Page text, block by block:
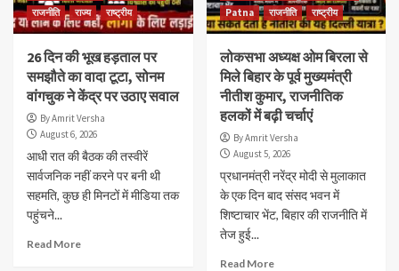
राजनीति
राज्य राष्ट्रीय
26 दिन की भूख हड़ताल पर
समझौते का वादा टूटा, सोनम
वांगचुक ने केंद्र पर उठाए सवाल
By Amrit Versha
August 6, 2026
आधी रात की बैठक की तस्वीरें
सार्वजनिक नहीं करने पर बनी थी
सहमति, कुछ ही मिनटों में मीडिया तक
पहुंचने...
Read More
Patna
राजनीति राष्ट्रीय
लोकसभा अध्यक्ष ओम बिरला से
मिले बिहार के पूर्व मुख्यमंत्री
नीतीश कुमार, राजनीतिक
हलकों में बढ़ी चर्चाएं
By Amrit Versha
August 5, 2026
प्रधानमंत्री नरेंद्र मोदी से मुलाकात
के एक दिन बाद संसद भवन में
शिष्टाचार भेंट, बिहार की राजनीति में
तेज हुई...
Read More